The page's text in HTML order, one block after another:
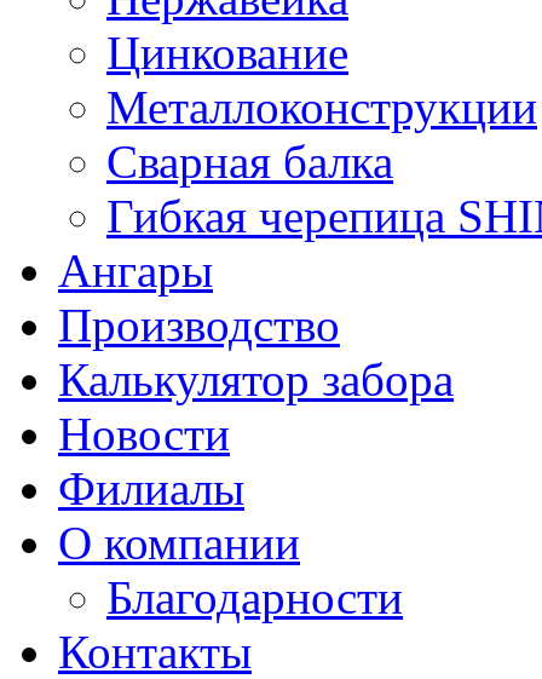
Цинкование
Металлоконструкции
Сварная балка
Гибкая черепица
Ангары
Производство
Калькулятор забора
Новости
Филиалы
О компании
Благодарности
Контакты